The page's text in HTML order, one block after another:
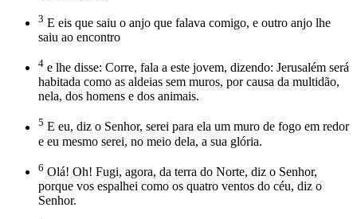
3 E eis que saiu o anjo que falava comigo, e outro anjo lhe
saiu ao encontro
4 e lhe disse: Corre, fala a este jovem, dizendo: Jerusalém será
habitada como as aldeias sem muros, por causa da multidão,
nela, dos homens e dos animais.
5 E eu, diz o Senhor, serei para ela um muro de fogo em redor
e eu mesmo serei, no meio dela, a sua glória.
6 Olá! Oh! Fugi, agora, da terra do Norte, diz o Senhor,
porque vos espalhei como os quatro ventos do céu, diz o
Senhor.